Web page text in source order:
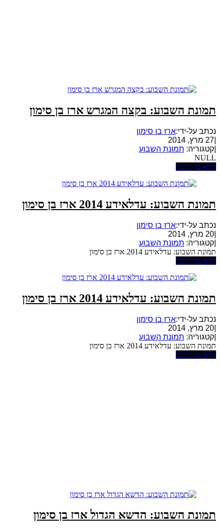
תמונת השבוע: בקצה המגרש ארז בן סימון
נכתב על-ידי:ארז בן סימון
27 מרץ, 2014
קטגוריה: תמונת השבוע
NULL
קרא בהרחבה
תמונת השבוע: עדלאידע 2014 ארז בן סימון
נכתב על-ידי:ארז בן סימון
20 מרץ, 2014
קטגוריה: תמונת השבוע
תמונת השבוע: עדלאידע 2014 ארז בן סימון
קרא בהרחבה
תמונת השבוע: עדלאידע 2014 ארז בן סימון
נכתב על-ידי:ארז בן סימון
20 מרץ, 2014
קטגוריה: תמונת השבוע
תמונת השבוע: עדלאידע 2014 ארז בן סימון
קרא בהרחבה
תמונת השבוע: הדשא הגדול ארז בן סימון